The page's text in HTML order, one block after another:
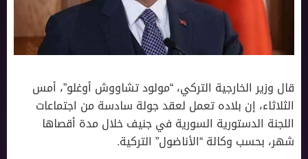
قال وزير الخارجية التركي، “مولود تشاووش أوغلو”، أمس
الثلاثاء، إن بلاده تعمل لعقد جولة سادسة من اجتماعات
اللجنة الدستورية السورية في جنيف خلال مدة أقصاها
شهر، بحسب وكالة “الأناضول” التركية.